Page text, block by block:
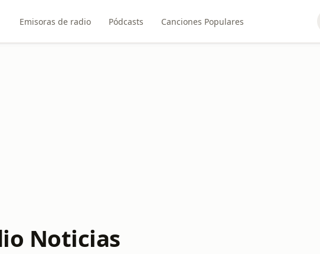
Emisoras de radio Pódcasts Canciones Populares
Noticias